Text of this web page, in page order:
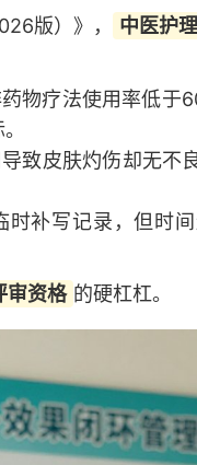
版）》， 中医护
物疗法使用率低于
致皮肤灼伤却无不
时补写记录，但时
审资格 的硬杠杠。